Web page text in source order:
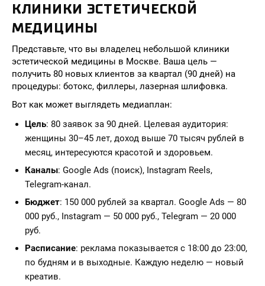
КЛИНИКИ ЭСТЕТИЧЕСКОЙ
МЕДИЦИНЫ
Представьте, что вы владелец небольшой клиники
эстетической медицины в Москве. Ваша цель —
получить 80 новых клиентов за квартал (90 дней) на
процедуры: ботокс, филлеры, лазерная шлифовка.
Вот как может выглядеть медиаплан:
Цель: 80 заявок за 90 дней. Целевая аудитория:
женщины 30–45 лет, доход выше 70 тысяч рублей в
месяц, интересуются красотой и здоровьем.
Каналы: Google Ads (поиск), Instagram Reels,
Telegram-канал.
Бюджет: 150 000 рублей за квартал. Google Ads — 80
000 руб., Instagram — 50 000 руб., Telegram — 20 000
руб.
Расписание: реклама показывается с 18:00 до 23:00,
по будням и в выходные. Каждую неделю — новый
креатив.